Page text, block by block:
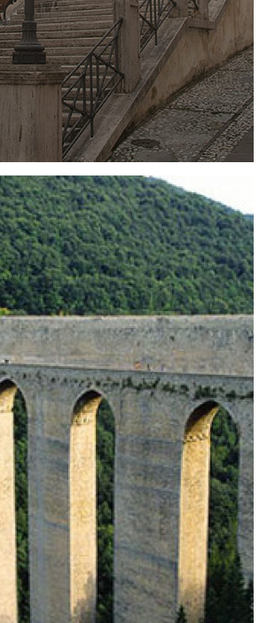
città più ricche di opportunità
preziosi luoghi d’arte, bellezze
non manca davvero nulla.
consigliarvi cosa fare a Spoleto
di Spoleto
crocifisso portatile,
di 39×49 cm, fu realizzato dal
e si può ammirare
Comunale di Spoleto.